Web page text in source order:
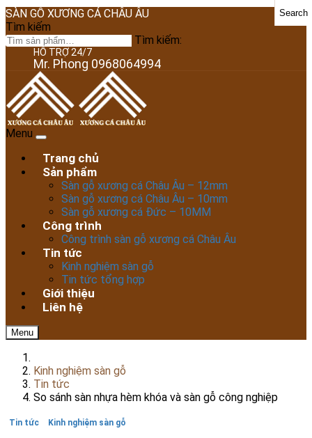
SÀN GỖ XƯƠNG CÁ CHÂU ÂU
Tìm kiếm
Tìm kiếm:
Search
HỖ TRỢ 24/7
Mr. Phong 0968064994
Menu
Trang chủ
Sản phẩm
Sàn gỗ xương cá Châu Âu – 12mm
Sàn gỗ xương cá Châu Âu – 10mm
Sàn gỗ xương cá Đức – 10MM
Công trình
Công trình sàn gỗ xương cá Châu Âu
Tin tức
Kinh nghiệm sàn gỗ
Tin tức tổng hợp
Giới thiệu
Liên hệ
Menu
Kinh nghiệm sàn gỗ
Tin tức
So sánh sàn nhựa hèm khóa và sàn gỗ công nghiệp
Tin tức Kinh nghiệm sàn gỗ